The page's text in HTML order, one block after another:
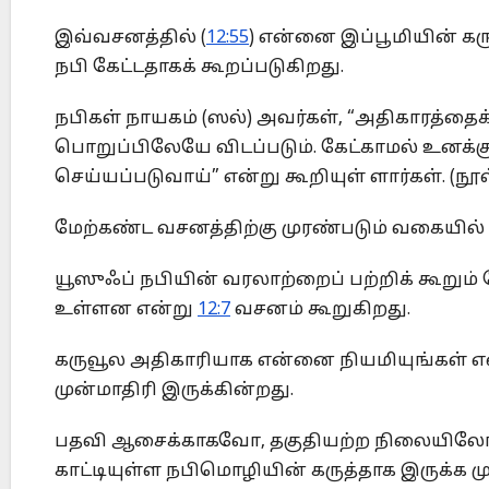
இவ்வசனத்தில் (12:55) என்னை இப்பூமியின்
நபி கேட்டதாகக் கூறப்படுகிறது.
நபிகள் நாயகம் (ஸல்) அவர்கள்,
பொறுப்பிலேயே விடப்படும். கேட்காமல்
செய்யப்படுவாய்” என்று கூறியுள் ளார்கள். (நூல் :
மேற்கண்ட வசனத்திற்கு முரண்படும் வகையில்
யூஸுஃப் நபியின் வரலாற்றைப் பற்றிக்
உள்ளன என்று 12:7 வசனம் கூறுகிறது.
கருவூல அதிகாரியாக என்னை நியமியுங்கள்
முன்மாதிரி இருக்கின்றது.
பதவி ஆசைக்காகவோ, தகுதியற்ற
காட்டியுள்ள நபிமொழியின் கருத்தாக இருக்க